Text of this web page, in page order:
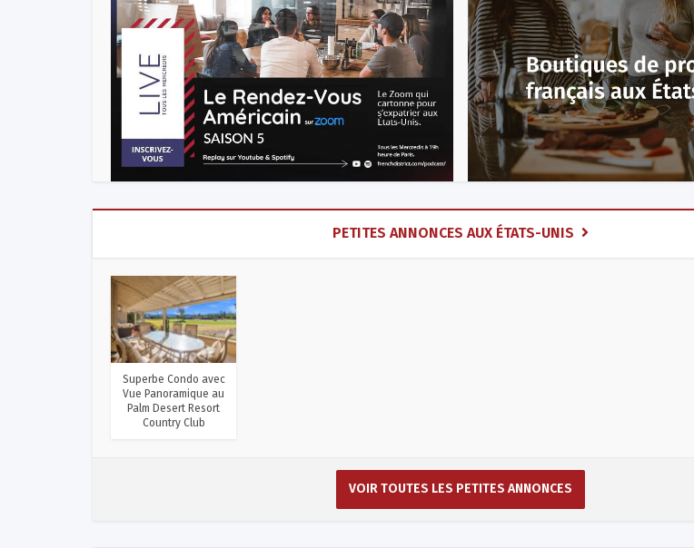
PETITES ANNONCES AUX ÉTATS-UNIS
Superbe Condo avec
Vue Panoramique au
Palm Desert Resort
Country Club
VOIR TOUTES LES PETITES ANNONCES